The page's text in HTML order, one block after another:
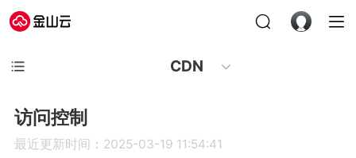
CDN
访问控制
最近更新时间：2025-03-19 11:54:41